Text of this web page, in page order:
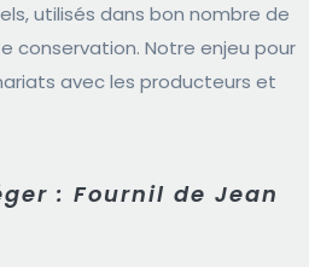
utilisés dans bon nombre de
conservation. Notre enjeu pour
avec les producteurs et
: Fournil de Jean